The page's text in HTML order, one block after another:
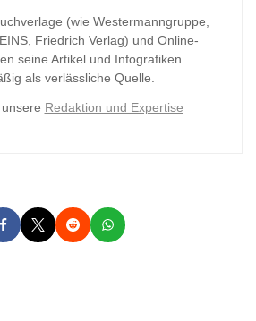
(wie Westermanngruppe,
EINS, Friedrich Verlag) und Online-
seine Artikel und Infografiken
als verlässliche Quelle.
Redaktion und Expertise